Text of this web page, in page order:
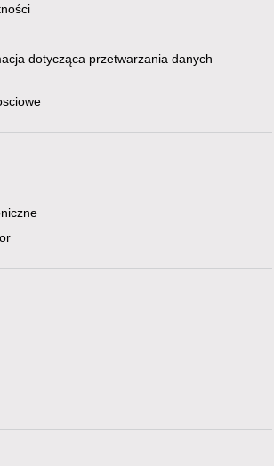
dotycząca przetwarzania danych